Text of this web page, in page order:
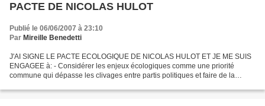
PACTE DE NICOLAS HULOT
Publié le 06/06/2007 à 23:10
Par Mireille Benedetti
J'AI SIGNE LE PACTE ECOLOGIQUE DE NICOLAS HULOT ET JE ME SUIS
ENGAGEE à: - Considérer les enjeux écologiques comme une priorité
commune qui dépasse les clivages entre partis politiques et faire de la